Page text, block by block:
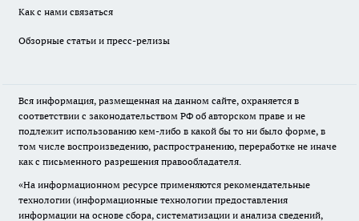
Как с нами связаться
Обзорные статьи и пресс-релизы
Вся информация, размещенная на данном сайте, охраняется в
соответствии с законодательством РФ об авторском праве и не
подлежит использованию кем-либо в какой бы то ни было форме, в
том числе воспроизведению, распространению, переработке не иначе
как с письменного разрешения правообладателя.
«На информационном ресурсе применяются рекомендательные
технологии (информационные технологии предоставления
информации на основе сбора, систематизации и анализа сведений,